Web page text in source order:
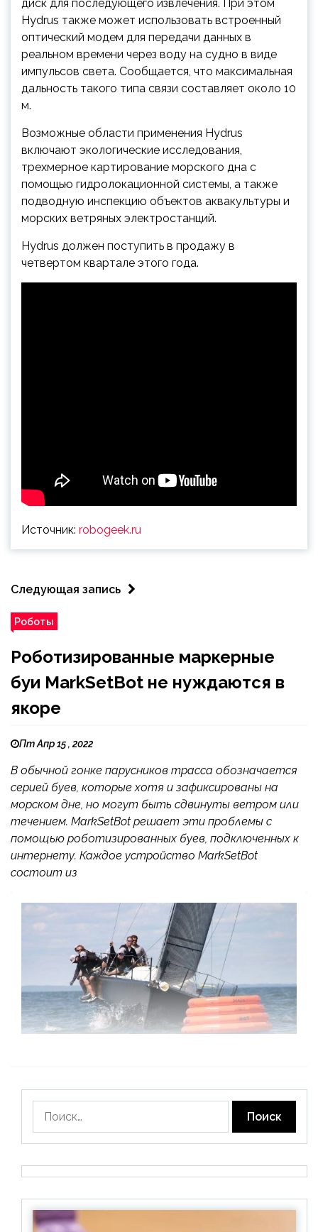
диск для последующего извлечения. При этом
Hydrus также может использовать встроенный
оптический модем для передачи данных в
реальном времени через воду на судно в виде
импульсов света. Сообщается, что максимальная
дальность такого типа связи составляет около 10
м.
Возможные области применения Hydrus
включают экологические исследования,
трехмерное картирование морского дна с
помощью гидролокационной системы, а также
подводную инспекцию объектов аквакультуры и
морских ветряных электростанций.
Hydrus должен поступить в продажу в
четвертом квартале этого года.
Источник: robogeek.ru
Следующая запись
Роботы
Роботизированные маркерные
буи MarkSetBot не нуждаются в
якоре
Пт Апр 15 , 2022
В обычной гонке парусников трасса обозначается
серией буев, которые хотя и зафиксированы на
морском дне, но могут быть сдвинуты ветром или
течением. MarkSetBot решает эти проблемы с
помощью роботизированных буев, подключенных к
интернету. Каждое устройство MarkSetBot
состоит из